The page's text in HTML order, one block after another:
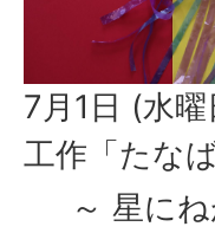
7月1日 (水曜
工作「たな
～ 星にね